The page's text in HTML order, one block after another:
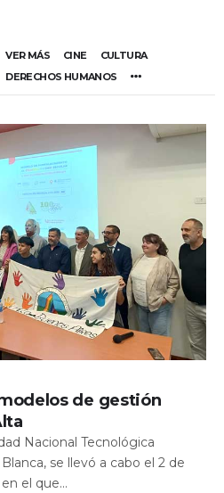
VER MÁS CINE
CULTURA
DERECHOS HUMANOS
de gestión
Nacional Tecnológica
se llevó a cabo el 2 de
el que...